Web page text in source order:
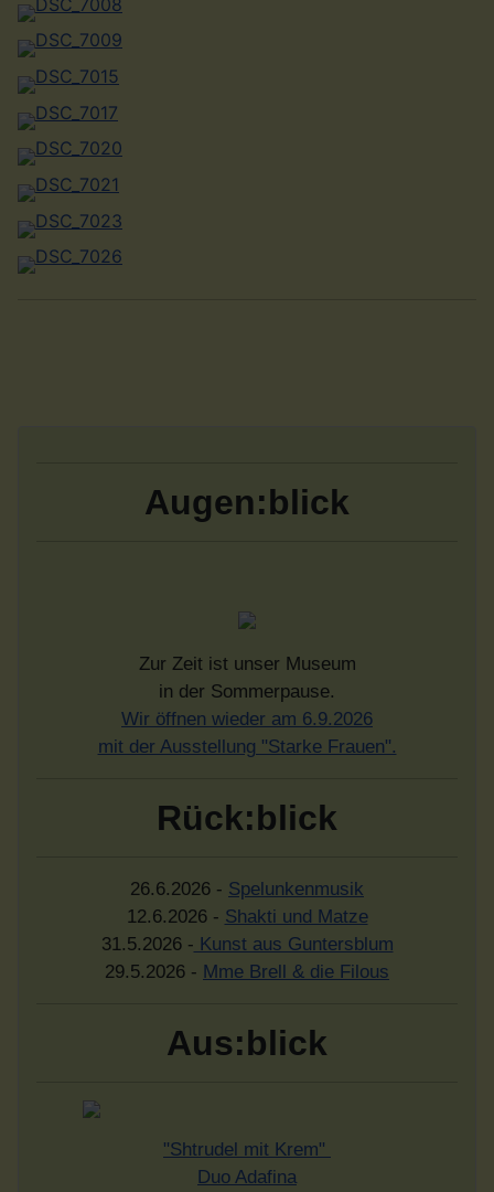
Augen:blick
Zur Zeit ist unser Museum
in der Sommerpause.
Wir öffnen wieder am 6.9.2026
mit der Ausstellung "Starke Frauen".
Rück:blick
26.6.2026 - Spelunkenmusik
12.6.2026 - Shakti und Matze
31.5.2026 - Kunst aus Guntersblum
29.5.2026 - Mme Brell & die Filous
Aus:blick
"Shtrudel mit Krem"
Duo Adafina